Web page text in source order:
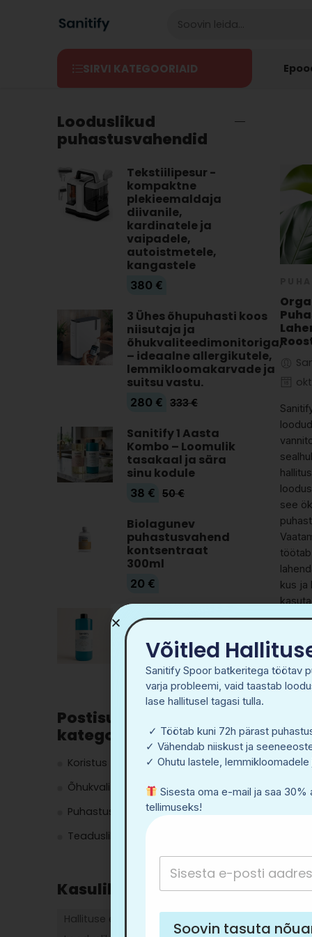
SIRVI KATEGOORIAID
see
kus ja
[…]
Looduslikud
puhastusvahendid
Tekstiilipesur -
kompaktne
plekieemaldaja
diivanile,
kardinatele ja
vaipadele,
autoistmetele,
kangastele
380 €
3 Ühes õhupuhasti koos
niisutaja ja
õhukvaliteedimonitoriga,
– ideaalne allergikutele,
lemmikloomakarvade ja
suitsu vastu.
333€
280 €
Sanitify 1 Aasta
Kombo – Loomulik
tasakaal ja sära
sinu kodule
50€
38 €
Biolagunev
puhastusvahend
kontsentraat
300ml
20 €
Probiootiline
looduslik
üldpuhastusvahendi
kontsentraat 500 ml
25 €
€
Postisuste
kategooriad
Koristus
Õhukvaliteet
Puhastusvahendid
Teaduslikud uuringud
Kasulikud viited
Hallituse eemaldamine
Võitled
Sanitify Spoor batkeritega töötav
varja probleemi, vaid taastab
lase hallitusel tagasi tulla.
✓ Töötab kuni 72h pärast
✓ Vähendab niiskust ja
✓ Ohutu lastele,
Sisesta oma e-mail ja saa 30%
tellimuseks!
e
m
i
e
m
i
e
m
i
e
m
a
l
Soovin tasuta